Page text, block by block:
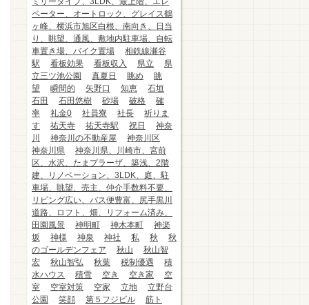
ベーター、オートロック、グレイス鶴
ヶ峰、横浜市旭区白根、南向き、日当
り、眺望、通風、敷地内駐車場、自転
車置き場、バイク置場
相鉄線瀬谷
駅
看板効果 看板収入 県立
県
立三ツ池公園
真夏日 眺め
眺
望
瞬間的 矢野口 知恵
石垣
石田
石田悠樹 砂場 破格
確
率
礼金0 社員寮 社長
祈りま
す
祐天寺 祐天寺駅 祝日
神奈
川
神奈川の不動産屋
神奈川区
神奈川県
神奈川県、川崎市、宮前
区、水沢、たまプラーザ、築浅、2階
建、リノベーション、3LDK、庭、駐
車場、眺望、売主、仲介手数料不要、
リビング広い、バス便豊富、尻手黒川
道路、ロフト、畑、リフォーム済み、
田園風景
神明町 神木本町
神楽
坂
神様 神泉 神社 私 秋
秋
のゴールデンフェア
秋山
秋山智
宏
秋山智弘 秋葉 税制優遇
積
水ハウス
積雪 空き 空き家
空
室
空室対策 空家 立地
立野台
公園
笑顔 第５フジビル
筋ト